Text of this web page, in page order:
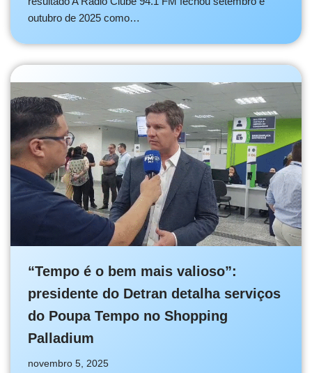
outubro de 2025 como…
“Tempo é o bem mais valioso”:
presidente do Detran detalha serviços
do Poupa Tempo no Shopping
Palladium
novembro 5, 2025